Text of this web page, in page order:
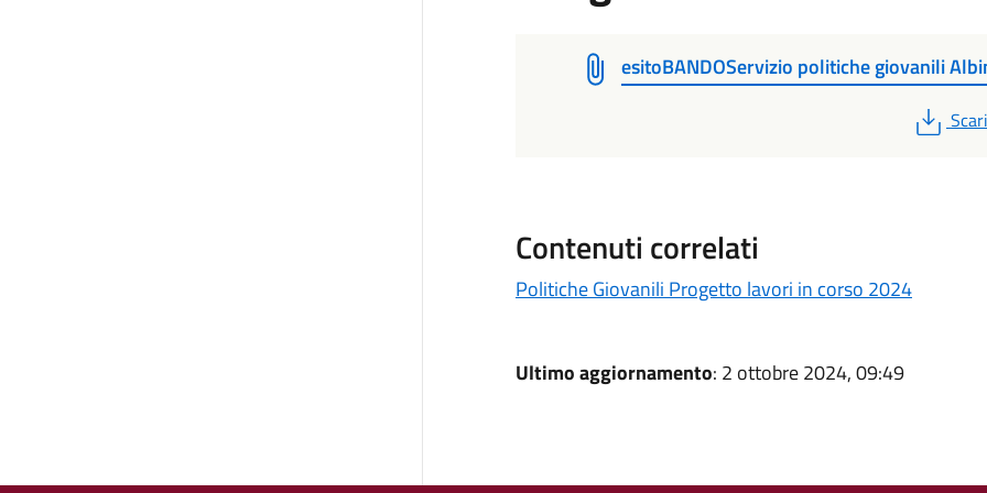
esitoBANDOServizio politiche giovanili
PDF
Contenuti correlati
Politiche Giovanili Progetto lavori in corso 2024
Ultimo aggiornamento: 2 ottobre 2024, 09:49